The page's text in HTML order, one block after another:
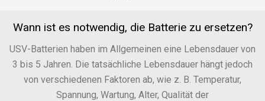
Wann ist es notwendig, die Batterie zu ersetzen?
USV-Batterien haben im Allgemeinen eine Lebensdauer von
3 bis 5 Jahren. Die tatsächliche Lebensdauer hängt jedoch
von verschiedenen Faktoren ab, wie z. B. Temperatur,
Spannung, Wartung, Alter, Qualität der